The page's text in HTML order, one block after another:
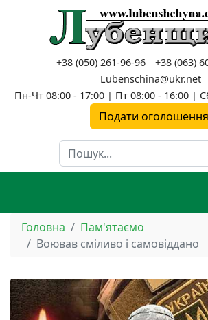
+38 (050) 261-96-96
+38 (063)
Lubenschina@ukr.net
Пн-Чт 08:00 - 17:00 | Пт 08:00 - 16:00 |
Подати оголошення
Пошук
Головна
Пам'ятаємо
Воював сміливо і самовіддано